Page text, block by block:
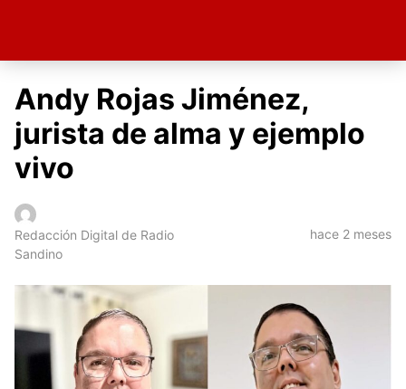
Andy Rojas Jiménez,
jurista de alma y ejemplo
vivo
Redacción Digital de Radio
Sandino
hace 2 meses